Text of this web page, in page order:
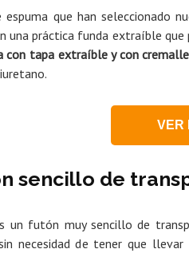
que han seleccionado
una práctica funda extraíble que
con tapa extraíble y con
VER
sencillo de
un futón muy sencillo de
necesidad de tener que